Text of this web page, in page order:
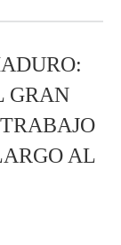
GRAN
AL